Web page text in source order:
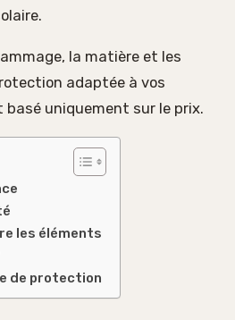
la matière et les
adaptée à vos
uniquement sur le prix.
les éléments
de protection